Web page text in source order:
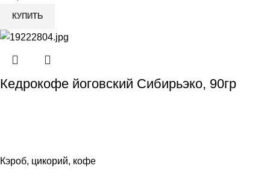
КУПИТЬ
Кедрокофе йоговский Сибирьэко, 90гр
Кэроб, цикорий, кофе